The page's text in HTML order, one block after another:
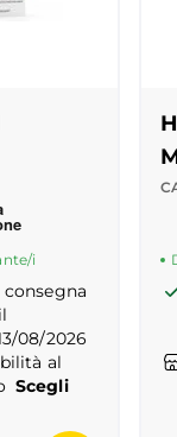
del prodotto
i
08/2026
al
Scegli